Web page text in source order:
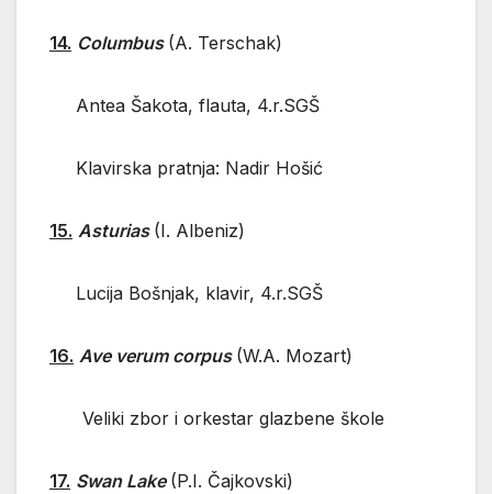
14. Columbus (A. Terschak)
Antea Šakota, flauta, 4.r.SGŠ
Klavirska pratnja: Nadir Hošić
15. Asturias (I. Albeniz)
Lucija Bošnjak, klavir, 4.r.SGŠ
16. Ave verum corpus (W.A. Mozart)
Veliki zbor i orkestar glazbene škole
17. Swan Lake (P.I. Čajkovski)